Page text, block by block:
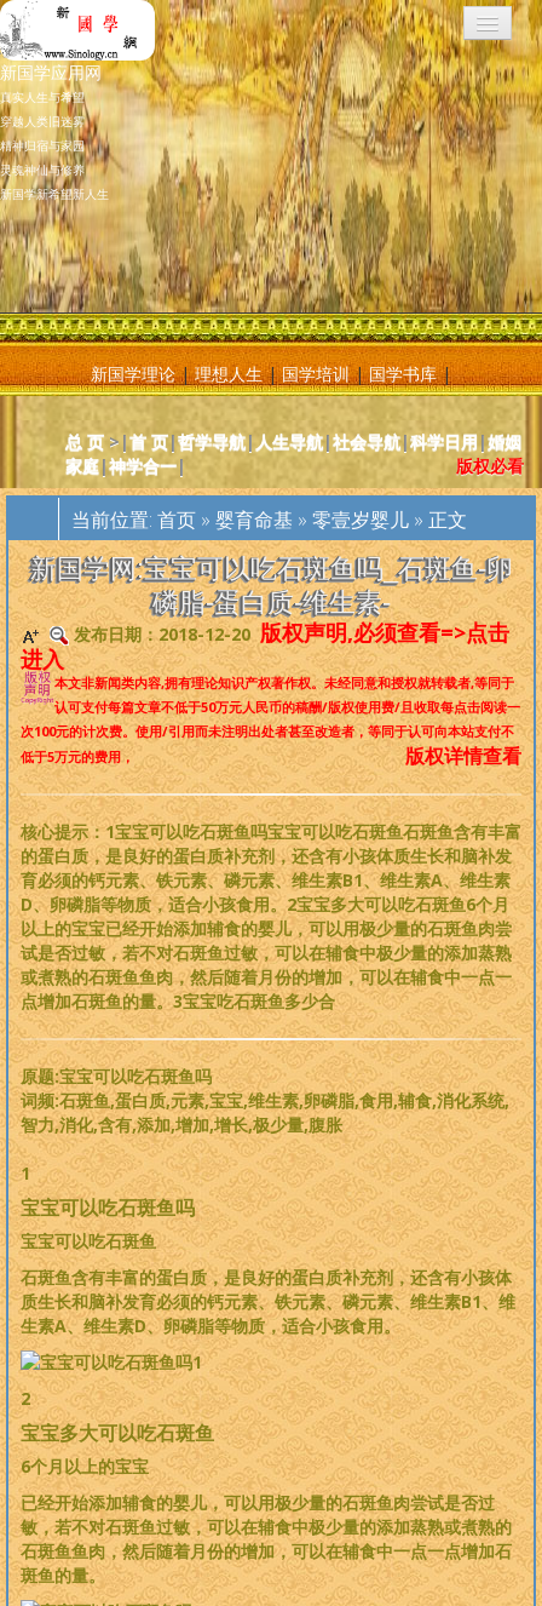
新国学应用网
真实人生与希望
穿越人类旧迷雾
精神归宿与家园
灵魂神仙与修养
新国学新希望新人生
新国学理论|理想人生|国学培训|国学书库|
新国学应用网是将新国学理论付诸应用的地方，新国学理论及其核心
基元学十分庞大复杂，特别是社会学部分和自然科学部分对于大多数
人而言因基础知识不够而难以理解。新国学应用网则将复杂的原理和
逻辑，简化为相对易懂和利于人们日常使用的内容方法。主要分为人
体人生、宗教、神灵、社会常识和科学常识。现在，新国学理论已经
是一个非常完备、深度范畴远超旧国学的系统性理论，来吧，每个人
都可以从中获益。
版权必读
刘基元
新国学理论
婴童教育
人性教育
居住教育
健身医学
基元学网
总 页 >|首 页|哲学导航| 人生导航|社会导航|科学日用 |婚姻
家庭|神学合一| 版权必看
当前位置: 首页 » 婴育命基 » 零壹岁婴儿 » 正文
新国学网:宝宝可以吃石斑鱼吗_石斑鱼-卵
磷脂-蛋白质-维生素-
发布日期：2018-12-20版权声明,必须查看=>点击
进入
本文非新闻类内容,拥有理论知识产权著作权。 未经同意和授权就转载者,等同于
认可支付每篇文章不低于50万元人民币的稿酬/版权使用费/且收取每点击阅读一
次100元的计次费。使用/引用而未注明出处者甚至改造者，等同于认可向本站支付不
低于5万元的费用，
版权详情查看
核心提示：1宝宝可以吃石斑鱼吗宝宝可以吃石斑鱼石斑鱼含有丰富
的蛋白质，是良好的蛋白质补充剂，还含有小孩体质生长和脑补发
育必须的钙元素、铁元素、磷元素、维生素B1、维生素A、维生素
D、卵磷脂等物质，适合小孩食用。2宝宝多大可以吃石斑鱼6个月
以上的宝宝已经开始添加辅食的婴儿，可以用极少量的石斑鱼肉尝
试是否过敏，若不对石斑鱼过敏，可以在辅食中极少量的添加蒸熟
或煮熟的石斑鱼鱼肉，然后随着月份的增加，可以在辅食中一点一
点增加石斑鱼的量。3宝宝吃石斑鱼多少合
原题:宝宝可以吃石斑鱼吗
词频:石斑鱼,蛋白质,元素,宝宝,维生素,卵磷脂,食用,辅食,消化系统,
智力,消化,含有,添加,增加,增长,极少量,腹胀
1
宝宝可以吃石斑鱼吗
宝宝可以吃石斑鱼
石斑鱼含有丰富的蛋白质，是良好的蛋白质补充剂，还含有小孩体
质生长和脑补发育必须的钙元素、铁元素、磷元素、维生素B1、维
生素A、维生素D、卵磷脂等物质，适合小孩食用。
2
宝宝多大可以吃石斑鱼
6个月以上的宝宝
已经开始添加辅食的婴儿，可以用极少量的石斑鱼肉尝试是否过
敏，若不对石斑鱼过敏，可以在辅食中极少量的添加蒸熟或煮熟的
石斑鱼鱼肉，然后随着月份的增加，可以在辅食中一点一点增加石
斑鱼的量。